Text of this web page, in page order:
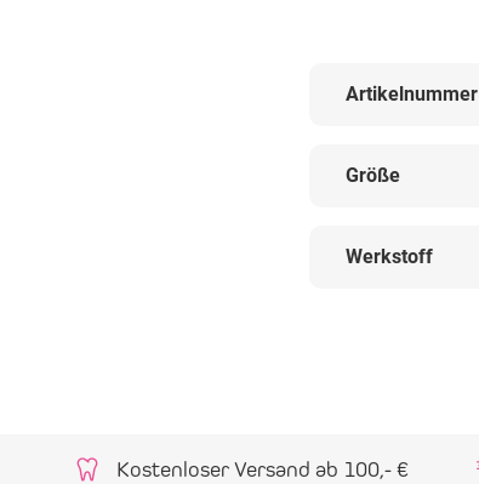
Artikelnummer
Größe
Werkstoff
Kostenloser Versand ab 100,- €